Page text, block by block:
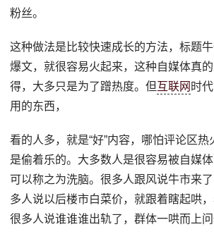
粉丝。
这种做法是比较快速成长的方法，标题
爆文，就很容易火起来，这种自媒体真
得，大多只是为了蹭热度。但互联网 时
用的东西，
看的人多，就是“好”内容，哪怕评论区
是偷着乐的。大多数人是很容易被自媒
可以称之为洗脑。很多人跟风说牛市来
多人说以后楼市白菜价，就跟着瞎起哄，
很多人说谁谁谁出轨了，群体一哄而上问